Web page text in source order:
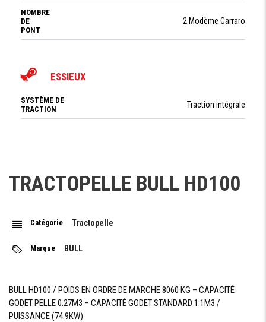
NOMBRE
DE
PONT
2 Modème Carraro
ESSIEUX
SYSTÈME DE
TRACTION
Traction intégrale
DIFFÉRENTIEL à report de couple
FREIN
DE
PARKING
multi disques sur pont arrière
TRACTOPELLE BULL HD100
Catégorie Tractopelle
Marque BULL
BULL HD100 / POIDS EN ORDRE DE MARCHE 8060 KG – CAPACITÉ
GODET PELLE 0.27M3 – CAPACITÉ GODET STANDARD 1.1M3 /
PUISSANCE (74.9KW)